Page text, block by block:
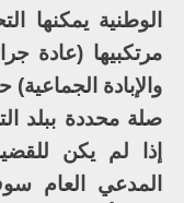
الوطنية يمكنها
مرتكبيها (عادة
والإبادة
صلة محددة ببلد
إذا لم يكن
المدعي العام